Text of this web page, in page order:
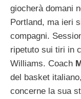
giocherà domani
Portland, ma ieri
compagni.
ripetuto sui tiri in
Williams. Coach
del basket
concerne la sua